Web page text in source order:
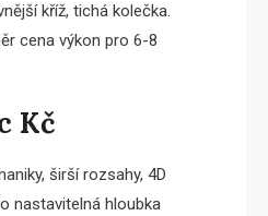
kříž, tichá kolečka.
cena výkon pro 6-8
Kč
širší rozsahy, 4D
nastavitelná hloubka